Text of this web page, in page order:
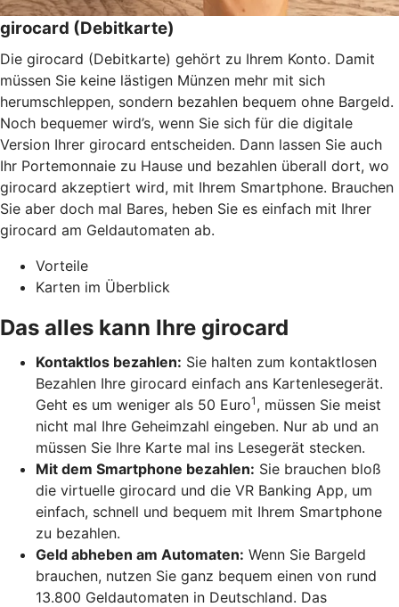
girocard (Debitkarte)
Die girocard (Debitkarte) gehört zu Ihrem Konto. Damit
müssen Sie keine lästigen Münzen mehr mit sich
herumschleppen, sondern bezahlen bequem ohne Bargeld.
Noch bequemer wird’s, wenn Sie sich für die digitale
Version Ihrer girocard entscheiden. Dann lassen Sie auch
Ihr Portemonnaie zu Hause und bezahlen überall dort, wo
girocard akzeptiert wird, mit Ihrem Smartphone. Brauchen
Sie aber doch mal Bares, heben Sie es einfach mit Ihrer
girocard am Geldautomaten ab.
Vorteile
Karten im Überblick
Das alles kann Ihre girocard
Kontaktlos bezahlen: Sie halten zum kontaktlosen
Bezahlen Ihre girocard einfach ans Kartenlesegerät.
Geht es um weniger als 50 Euro1 , müssen Sie meist
nicht mal Ihre Geheimzahl eingeben. Nur ab und an
müssen Sie Ihre Karte mal ins Lesegerät stecken.
Mit dem Smartphone bezahlen: Sie brauchen bloß
die virtuelle girocard und die VR Banking App, um
einfach, schnell und bequem mit Ihrem Smartphone
zu bezahlen.
Geld abheben am Automaten: Wenn Sie Bargeld
brauchen, nutzen Sie ganz bequem einen von rund
13.800 Geldautomaten in Deutschland. Das